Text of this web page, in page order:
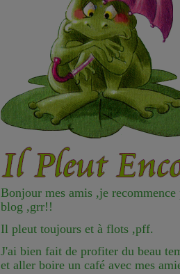
Bonjour mes amis ,je
blog ,grr!!
Il pleut toujours et à flots ,pff.
J'ai bien fait de profiter du beau
et aller boire un café avec mes